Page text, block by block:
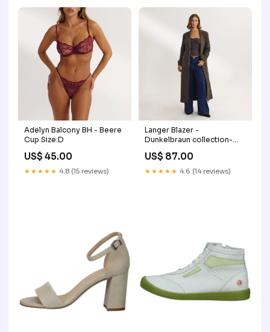
Adelyn Balcony BH - Beere
Cup Size:D
US$ 45.00
★★★★★ 4.8 (15 reviews)
Langer Blazer -
Dunkelbraun collection-
US$ 87.00
★★★★★ 4.6 (14 reviews)